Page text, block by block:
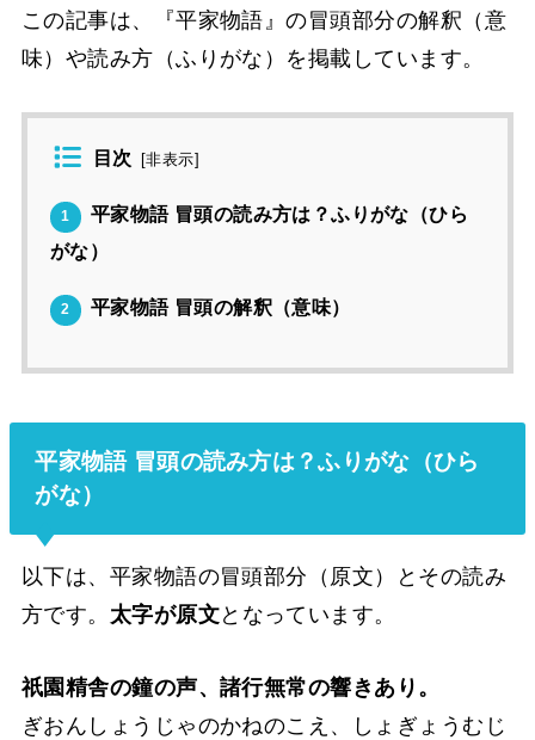
この記事は、『平家物語』の冒頭部分の解釈（意
味）や読み方（ふりがな）を掲載しています。
目次 [非表示]
1
平家物語 冒頭の読み方は？ふりがな（ひら
がな）
2 平家物語 冒頭の解釈（意味）
平家物語 冒頭の読み方は？ふりがな（ひら
がな）
以下は、平家物語の冒頭部分（原文）とその読み
方です。 太字が原文となっています。
祇園精舎の鐘の声、諸行無常の響きあり。
ぎおんしょうじゃのかねのこえ、しょぎょうむじ